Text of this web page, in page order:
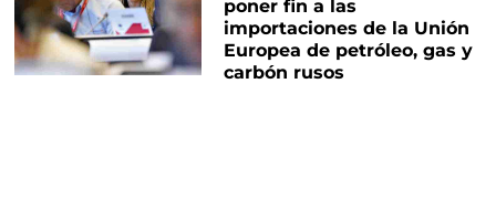
poner fin a las
importaciones de la Unión
Europea de petróleo, gas y
carbón rusos